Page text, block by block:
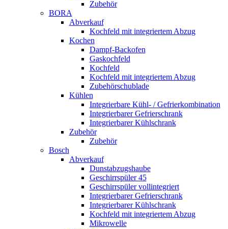
Zubehör
BORA
Abverkauf
Kochfeld mit integriertem Abzug
Kochen
Dampf-Backofen
Gaskochfeld
Kochfeld
Kochfeld mit integriertem Abzug
Zubehörschublade
Kühlen
Integrierbare Kühl- / Gefrierkombination
Integrierbarer Gefrierschrank
Integrierbarer Kühlschrank
Zubehör
Zubehör
Bosch
Abverkauf
Dunstabzugshaube
Geschirrspüler 45
Geschirrspüler vollintegriert
Integrierbarer Gefrierschrank
Integrierbarer Kühlschrank
Kochfeld mit integriertem Abzug
Mikrowelle